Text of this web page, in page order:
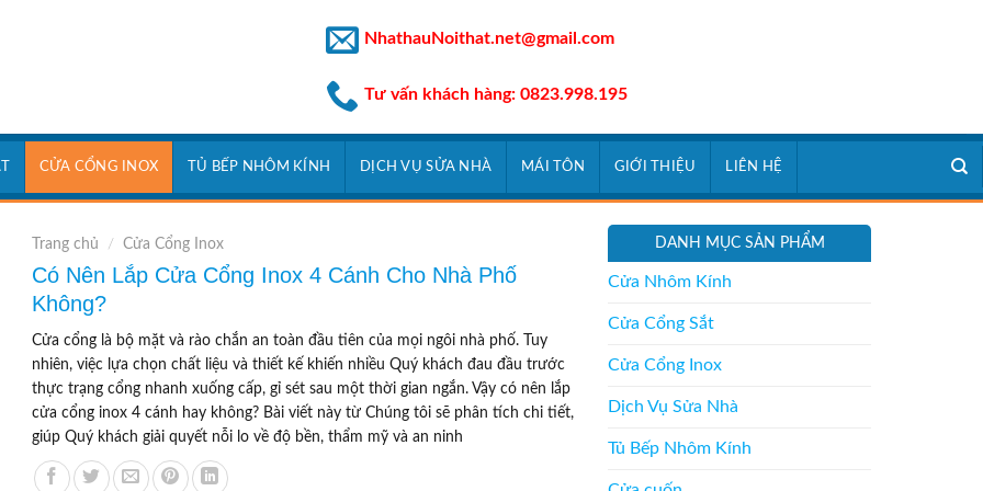
NhathauNoithat.net@gmail.com
Tư vấn khách hàng: 0823.998.195
CỬA CỔNG INOX TỦ BẾP NHÔM KÍNH DỊCH VỤ SỬA NHÀ MÁI TÔN GIỚI THIỆU LIÊN HỆ
DANH MỤC SẢN PHẨM
Cửa Nhôm Kính
Cửa Cổng Sắt
Cửa Cổng Inox
Dịch Vụ Sửa Nhà
Tủ Bếp Nhôm Kính
Trang chủ / Cửa Cổng Inox
Có Nên Lắp Cửa Cổng Inox 4 Cánh Cho Nhà Phố
Không?
Cửa cổng là bộ mặt và rào chắn an toàn đầu tiên của mọi ngôi nhà phố. Tuy
nhiên, việc lựa chọn chất liệu và thiết kế khiến nhiều Quý khách đau đầu trước
thực trạng cổng nhanh xuống cấp, gỉ sét sau một thời gian ngắn. Vậy có nên lắp
cửa cổng inox 4 cánh hay không? Bài viết này từ Chúng tôi sẽ phân tích chi tiết,
giúp Quý khách giải quyết nỗi lo về độ bền, thẩm mỹ và an ninh